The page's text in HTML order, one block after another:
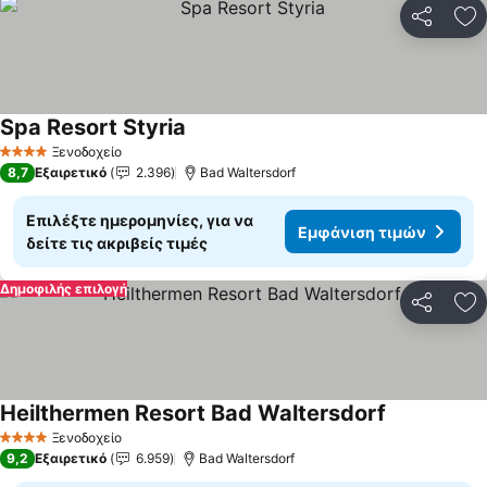
4 ΑστέριαΞενοδοχείο
Spa Resort Styria
8,7 Εξαιρετικό 2.396 Bad Waltersdorf
Επιλέξτε ημερομηνίες, για να
δείτε τις ακριβείς τιμές
Εμφάνιση τιμών
Δημοφιλής επιλογή
4 ΑστέριαΞενοδοχείο
Heilthermen Resort Bad Waltersdorf
9,2 Εξαιρετικό 6.959 Bad Waltersdorf